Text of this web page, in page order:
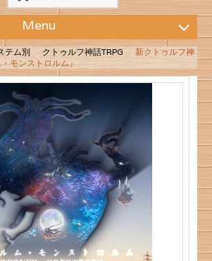
Menu
テム別 クトゥルフ神話TRPG
新クトゥルフ神
モンストロルム』